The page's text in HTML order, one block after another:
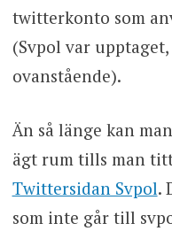
twitterkonto som
(Svpol var
ovanstående).
Än så länge kan
ägt rum tills man
Twittersidan Svpol.
som inte går till